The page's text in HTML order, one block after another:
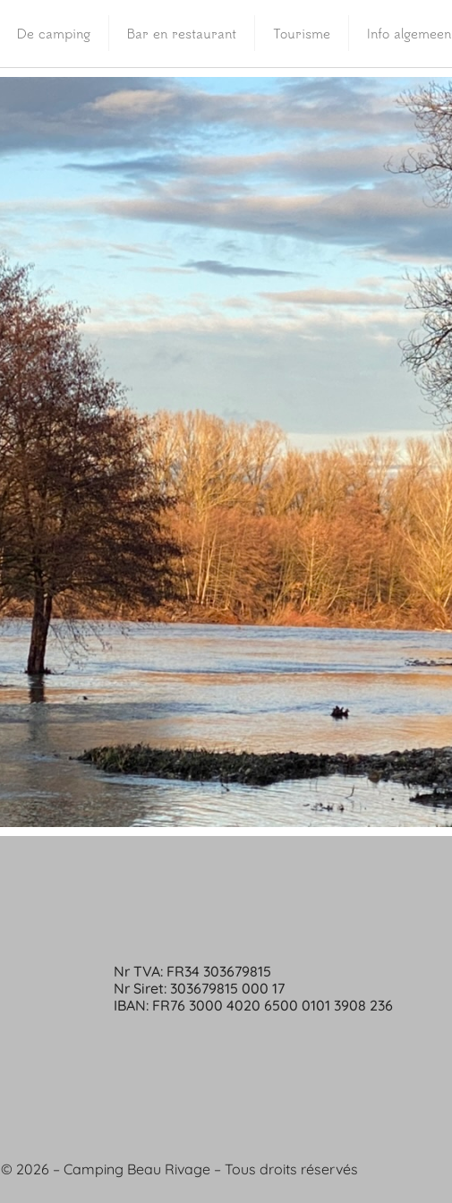
De camping Bar en restaurant Tourisme Info algemeen
Nr TVA: FR34 303679815
Nr Siret: 303679815 000 17
IBAN: FR76 3000 4020 6500 0101 3908 236
© 2026 – Camping Beau Rivage – Tous droits réservés